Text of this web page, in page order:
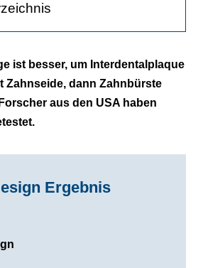
besser im Mund, wenn vor
Zahnseide benutzt wird
ist besser, um Interdentalplaque
Zahnseide, dann Zahnbürste
aus den USA haben
Ergebnis